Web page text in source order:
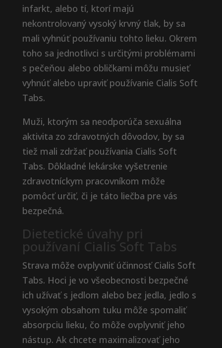
infarkt, alebo tí, ktorí majú
nekontrolovaný vysoký krvný tlak, by sa
mali vyhnúť používaniu tohto lieku. Okrem
toho sa jednotlivci s určitými problémami
s pečeňou alebo obličkami môžu musieť
vyhnúť alebo upraviť používanie Cialis Soft
Tabs.
Muži, ktorým sa neodporúča sexuálna
aktivita zo zdravotných dôvodov, by sa
tiež mali zdržať používania Cialis Soft
Tabs. Dôkladné lekárske vyšetrenie
zdravotníckym pracovníkom môže
pomôcť určiť, či je táto liečba pre vás
bezpečná.
Dietetické úvahy pri
používaní Cialis Soft Tabs
Strava môže ovplyvniť účinnosť Cialis Soft
Tabs. Hoci je vo všeobecnosti bezpečné
ich užívať s jedlom alebo bez jedla, jedlo s
vysokým obsahom tuku môže spomaliť
absorpciu lieku, čo môže ovplyvniť jeho
nástup. Ak chcete maximalizovať jeho